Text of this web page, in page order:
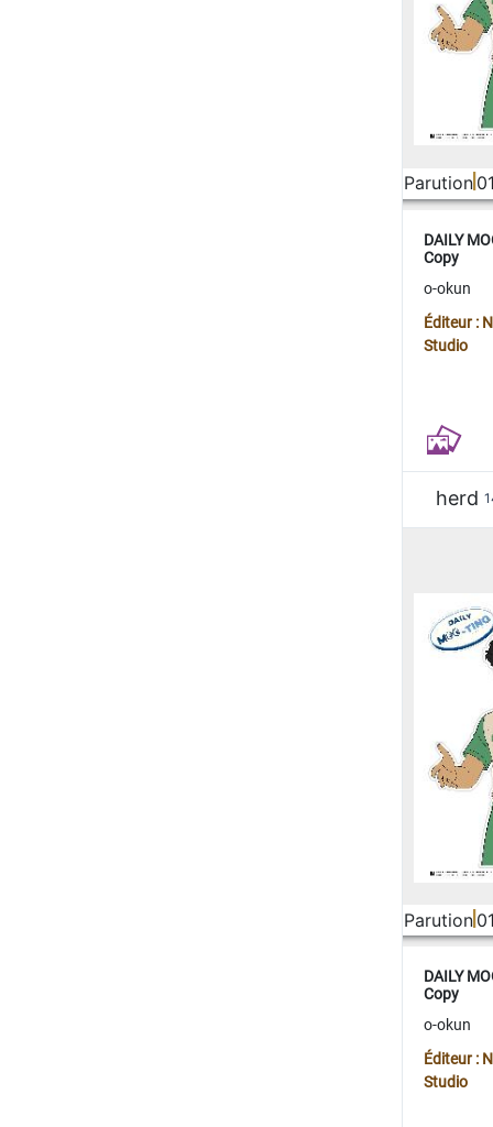
Parution
DAILY
Copy
o-okun
Éditeur :
Studio
herd
Parution
DAILY
Copy
o-okun
Éditeur :
Studio